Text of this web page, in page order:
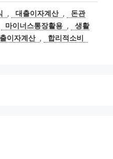
, 대출이자계산 ,
돈관
마이너스통장활용 ,
생활
이자계산 , 합리적소비